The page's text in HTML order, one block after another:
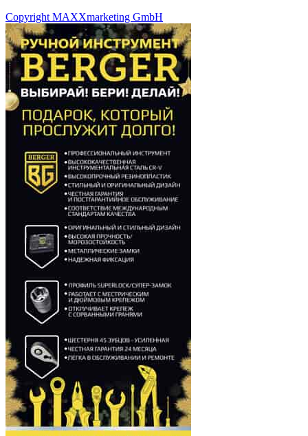
Copyright MAXXmarketing GmbH